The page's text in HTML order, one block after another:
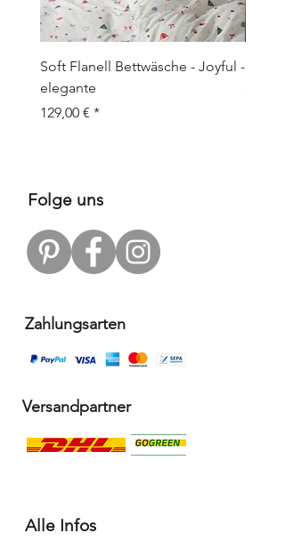
Soft Flanell Bettwäsche - Joyful -
elegante
Prix
129,00 €
Folge uns
Zahlungsarten
Versandpartner
Alle Infos